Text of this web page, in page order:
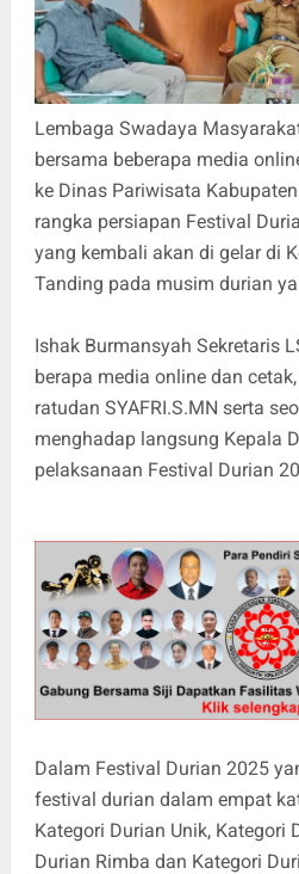
Lembaga Swadaya
bersama beberapa media
ke Dinas Pariwisata
rangka persiapan Festival
yang kembali akan di gelar di
Tanding pada musim durian
Ishak Burmansyah Sekretaris
berapa media online dan
ratudan SYAFRI.S.MN serta
menghadap langsung Kepala
pelaksanaan Festival Durian
Dalam Festival Durian 2025
festival durian dalam empat
Kategori Durian Unik, Kategori
Durian Rimba dan Kategori